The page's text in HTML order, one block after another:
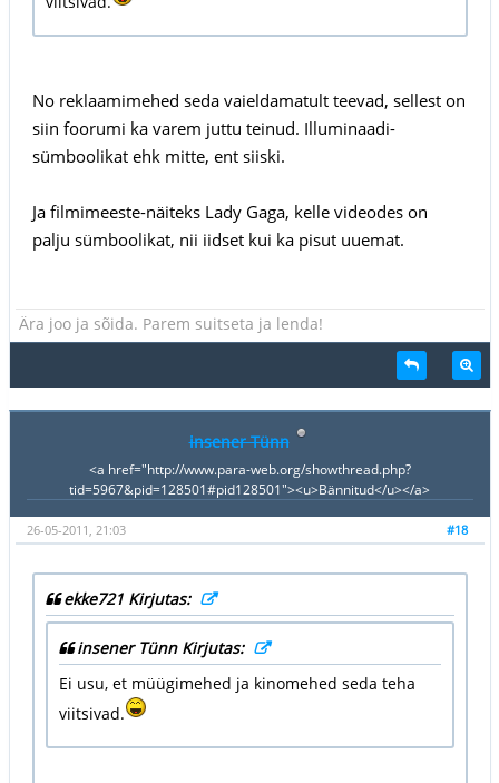
No reklaamimehed seda vaieldamatult teevad, sellest on
siin foorumi ka varem juttu teinud. Illuminaadi-
sümboolikat ehk mitte, ent siiski.
Ja filmimeeste-näiteks Lady Gaga, kelle videodes on
palju sümboolikat, nii iidset kui ka pisut uuemat.
Ära joo ja sõida. Parem suitseta ja lenda!
insener Tünn
<a href="http://www.para-web.org/showthread.php?
tid=5967&pid=128501#pid128501"><u>Bännitud</u></a>
#18
26-05-2011, 21:03
ekke721 Kirjutas:
insener Tünn Kirjutas:
Ei usu, et müügimehed ja kinomehed seda teha
viitsivad.